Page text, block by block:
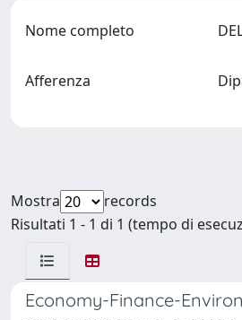
Nome completo
Afferenza
Mostra
records
Risultati 1 - 1 di 1 (tempo di
Economy-Finance-